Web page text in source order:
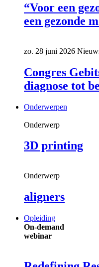
“Voor een
een gezonde
zo. 28 juni 2026
Congres
diagnose tot
Onderwerpen
Onderwerp
3D printing
Onderwerp
aligners
Opleiding
On-demand
webinar